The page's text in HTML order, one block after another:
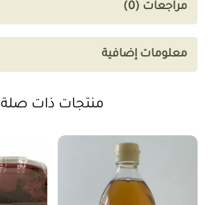
مراجعات (0)
معلومات إضافية
منتجات ذات صلة